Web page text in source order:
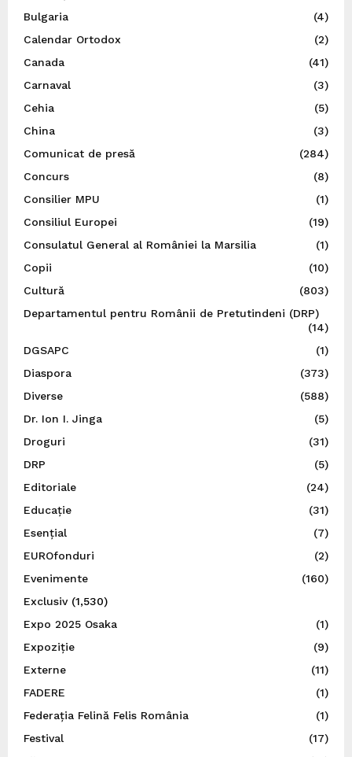
Bulgaria
(4)
Calendar Ortodox
(2)
Canada
(41)
Carnaval
(3)
Cehia
(5)
China
(3)
Comunicat de presă
(284)
Concurs
(8)
Consilier MPU
(1)
Consiliul Europei
(19)
Consulatul General al României la Marsilia
(1)
Copii
(10)
Cultură
(803)
Departamentul pentru Românii de Pretutindeni (DRP)
(14)
DGSAPC
(1)
Diaspora
(373)
Diverse
(588)
Dr. Ion I. Jinga
(5)
Droguri
(31)
DRP
(5)
Editoriale
(24)
Educație
(31)
Esențial
(7)
EUROfonduri
(2)
Evenimente
(160)
Exclusiv(1,530)
Expo 2025 Osaka
(1)
Expoziție
(9)
Externe
(11)
FADERE
(1)
Federația Felină Felis România
(1)
Festival
(17)